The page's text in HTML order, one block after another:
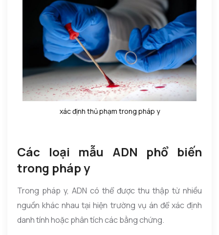
xác định thủ phạm trong pháp y
Các loại mẫu ADN phổ biến
trong pháp y
Trong pháp y, ADN có thể được thu thập từ nhiều
nguồn khác nhau tại hiện trường vụ án để xác định
danh tính hoặc phân tích các bằng chứng.